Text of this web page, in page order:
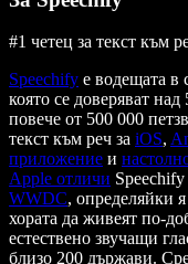
#1 четец за текст към
Speechify е водещата в
която се доверяват
повече от 500 000
текст към реч за iOS,
приложение и
Apple отличи
WWDC, определяйки
хората да живеят по-
естествено звучащи
близо 200 държави.